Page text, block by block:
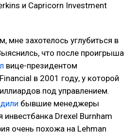
и Capricorn Investment
мне захотелось углубиться в
что после проигрыша
вице-президентом
в 2001 году, у которой
под управлением.
бывшие менеджеры
инвестбанка Drexel Burnham
очень похожа на Lehman